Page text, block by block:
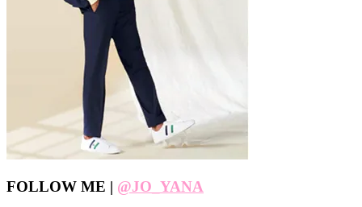
Footer
FOLLOW ME | @JO_YANA